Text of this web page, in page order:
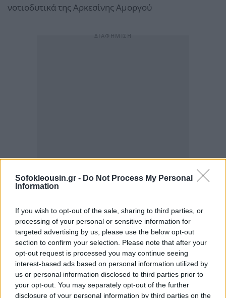
Sofokleousin.gr - Do Not Process My Personal
Information
If you wish to opt-out of the sale, sharing to third parties, or
processing of your personal or sensitive information for
targeted advertising by us, please use the below opt-out
section to confirm your selection. Please note that after your
opt-out request is processed you may continue seeing
interest-based ads based on personal information utilized by
us or personal information disclosed to third parties prior to
your opt-out. You may separately opt-out of the further
disclosure of your personal information by third parties on the
νοτιοδυτικά της Αρκεσίνης Αμοργού